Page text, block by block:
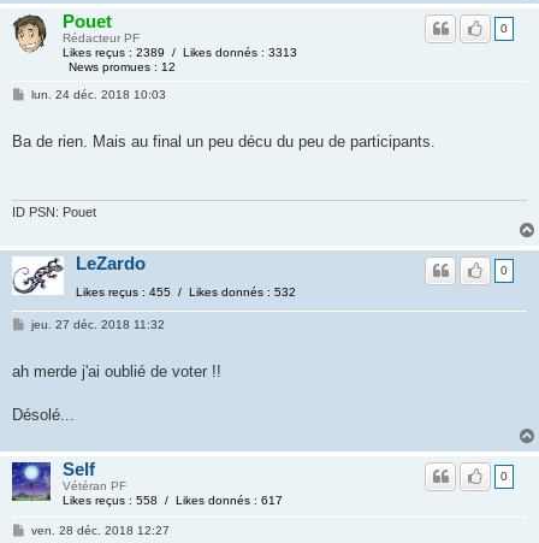
Pouet
Rédacteur PF
Likes reçus : 2389 / Likes donnés : 3313
News promues : 12
0
lun. 24 déc. 2018 10:03
Ba de rien. Mais au final un peu décu du peu de participants.
ID PSN: Pouet
LeZardo
Likes reçus : 455 / Likes donnés : 532
0
jeu. 27 déc. 2018 11:32
ah merde j'ai oublié de voter !!
Désolé...
Self
Vétéran PF
Likes reçus : 558 / Likes donnés : 617
0
ven. 28 déc. 2018 12:27